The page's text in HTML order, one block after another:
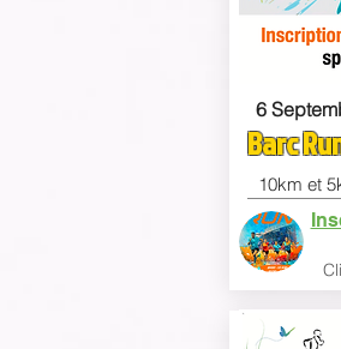
6
Barc
10km et